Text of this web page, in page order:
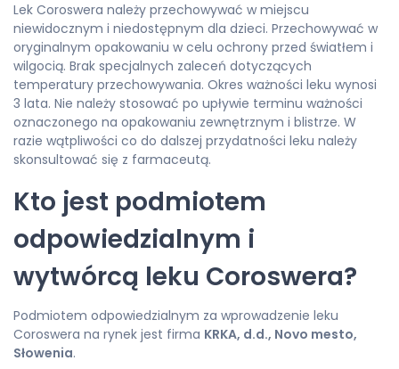
Lek Coroswera należy przechowywać w miejscu
niewidocznym i niedostępnym dla dzieci. Przechowywać w
oryginalnym opakowaniu w celu ochrony przed światłem i
wilgocią. Brak specjalnych zaleceń dotyczących
temperatury przechowywania. Okres ważności leku wynosi
3 lata. Nie należy stosować po upływie terminu ważności
oznaczonego na opakowaniu zewnętrznym i blistrze. W
razie wątpliwości co do dalszej przydatności leku należy
skonsultować się z farmaceutą.
Kto jest podmiotem
odpowiedzialnym i
wytwórcą leku Coroswera?
Podmiotem odpowiedzialnym za wprowadzenie leku
Coroswera na rynek jest firma KRKA, d.d., Novo mesto,
Słowenia.